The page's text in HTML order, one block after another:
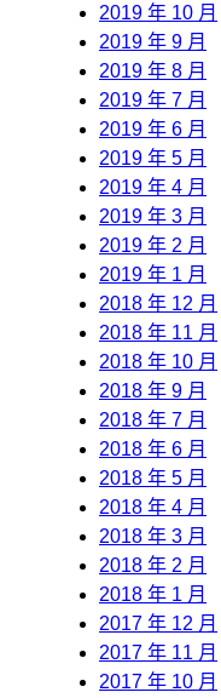
2019 年 10 月
2019 年 9 月
2019 年 8 月
2019 年 7 月
2019 年 6 月
2019 年 5 月
2019 年 4 月
2019 年 3 月
2019 年 2 月
2019 年 1 月
2018 年 12 月
2018 年 11 月
2018 年 10 月
2018 年 9 月
2018 年 7 月
2018 年 6 月
2018 年 5 月
2018 年 4 月
2018 年 3 月
2018 年 2 月
2018 年 1 月
2017 年 12 月
2017 年 11 月
2017 年 10 月